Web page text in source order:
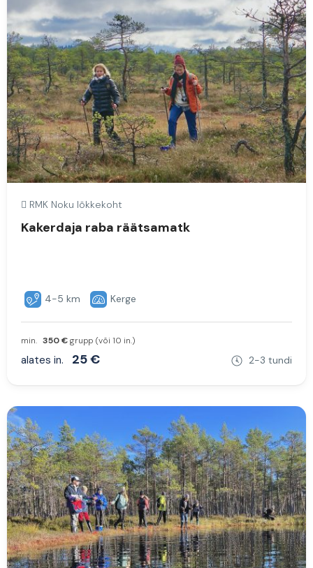
RMK Noku lõkkekoht
Kakerdaja raba räätsamatk
4-5 km Kerge
min. 350 €grupp (või 10 in.)
alates in. 25 € 2-3 tundi